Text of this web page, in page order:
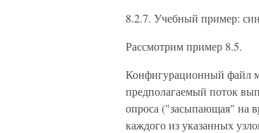
8.2.7. Учебный пример:
Рассмотрим пример 8.5.
Конфигурационный файл
предполагаемый поток
опроса ("засыпающая" на
каждого из указанных